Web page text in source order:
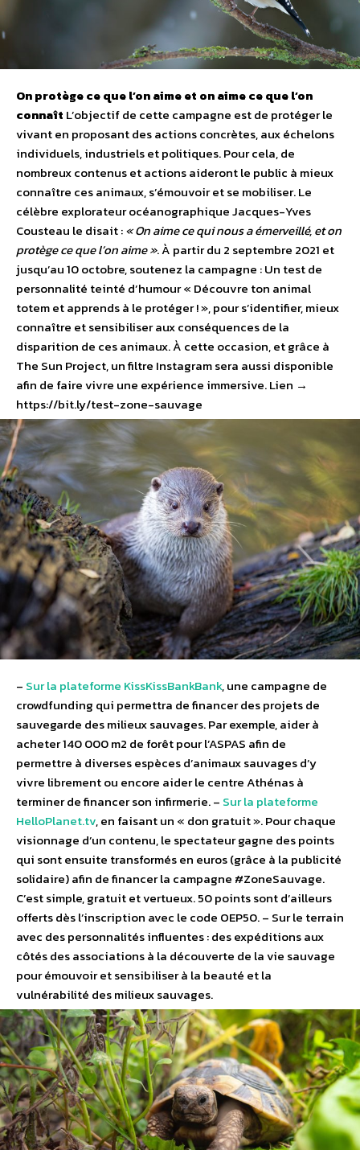
On protège ce que l’on aime et on aime ce que l’on
connaît L’objectif de cette campagne est de protéger le
vivant en proposant des actions concrètes, aux échelons
individuels, industriels et politiques. Pour cela, de
nombreux contenus et actions aideront le public à mieux
connaître ces animaux, s’émouvoir et se mobiliser. Le
célèbre explorateur océanographique Jacques-Yves
Cousteau le disait :« On aime ce qui nous a émerveillé, et on
protège ce que l’on aime ». À partir du 2 septembre 2021 et
jusqu’au 10 octobre, soutenez la campagne : Un test de
personnalité teinté d’humour « Découvre ton animal
totem et apprends à le protéger ! », pour s’identifier, mieux
connaître et sensibiliser aux conséquences de la
disparition de ces animaux. À cette occasion, et grâce à
The Sun Project, un filtre Instagram sera aussi disponible
afin de faire vivre une expérience immersive. Lien →
https://bit.ly/test-zone-sauvage
– Sur la plateforme KissKissBankBank, une campagne de
crowdfunding qui permettra de financer des projets de
sauvegarde des milieux sauvages. Par exemple, aider à
acheter 140 000 m2 de forêt pour l’ASPAS afin de
permettre à diverses espèces d’animaux sauvages d’y
vivre librement ou encore aider le centre Athénas à
terminer de financer son infirmerie. – Sur la plateforme
HelloPlanet.tv, en faisant un « don gratuit ». Pour chaque
visionnage d’un contenu, le spectateur gagne des points
qui sont ensuite transformés en euros (grâce à la publicité
solidaire) afin de financer la campagne #ZoneSauvage.
C’est simple, gratuit et vertueux. 50 points sont d’ailleurs
offerts dès l’inscription avec le code OEP50. – Sur le terrain
avec des personnalités influentes : des expéditions aux
côtés des associations à la découverte de la vie sauvage
pour émouvoir et sensibiliser à la beauté et la
vulnérabilité des milieux sauvages.